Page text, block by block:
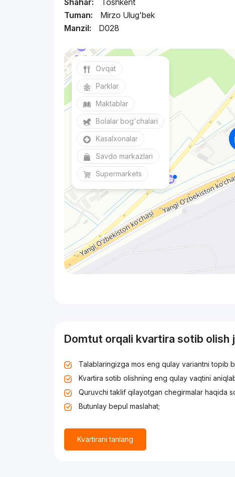
Shahar:
Toshkent
Tuman:
Mirzo Ulug'bek
Manzil:
D028
Ovqat
Parklar
Maktablar
Bolalar bog'chalari
Kasalxonalar
Savdo markazlari
Supermarkets
Domtut orqali kvartira sotib olish
Talablaringizga mos eng qulay variantni topib
Kvartira sotib olishning eng qulay vaqtini
Quruvchi taklif qilayotgan chegirmalar haqida
Butunlay bepul maslahat;
Kvartirani tanlang